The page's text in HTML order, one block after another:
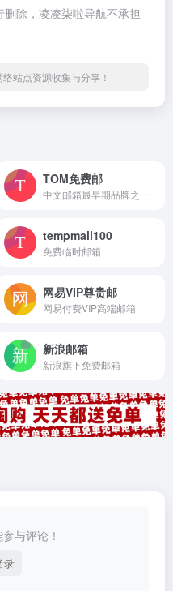
除，凌凌柒啦导航不承担
站点资源收集与分享！
TOM免费邮
中文邮箱最早期品牌之一
tempmail100
免费临时邮箱
网易VIP尊贵邮
网易付费VIP高端邮箱
新浪邮箱
新浪旗下免费邮箱
与评论！
录